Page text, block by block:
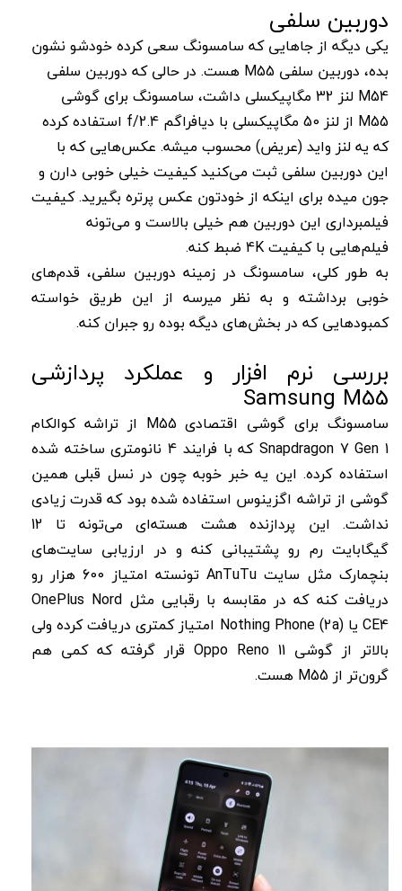
دوربین سلفی
یکی دیگه از جاهایی که سامسونگ سعی کرده خودشو نشون
بده، دوربین سلفی M55 هست. در حالی که دوربین سلفی
M54 لنز 32 مگاپیکسلی داشت، سامسونگ برای گوشی
M55 از لنز 50 مگاپیکسلی با دیافراگم f/2.4‌ استفاده کرده
که یه لنز واید (عریض) محسوب میشه. عکس‌هایی که با
این دوربین سلفی ثبت می‌کنید کیفیت خیلی خوبی دارن و
جون میده برای اینکه از خودتون عکس پرتره بگیرید. کیفیت
فیلمبرداری این دوربین هم خیلی بالاست و می‌تونه
فیلم‌هایی با کیفیت 4K ضبط کنه.
به طور کلی، سامسونگ در زمینه دوربین سلفی، قدم‌های
خوبی برداشته و به نظر میرسه از این طریق خواسته
کمبودهایی که در بخش‌های دیگه بوده رو جبران کنه.
بررسی نرم افزار و عملکرد پردازشی
Samsung M55
سامسونگ برای گوشی اقتصادی M55 از تراشه کوالکام
Snapdragon 7 Gen 1 که با فرایند 4 نانومتری ساخته شده
استفاده کرده. این یه خبر خوبه چون در نسل قبلی همین
گوشی از تراشه اگزینوس استفاده شده بود که قدرت زیادی
نداشت. این پردازنده هشت هسته‌ای می‌تونه تا 12
گیگابایت رم رو پشتیبانی کنه و در ارزیابی سایت‌های
بنچمارک مثل سایت AnTuTu تونسته امتیاز 600 هزار رو
دریافت کنه که در مقابسه با رقبایی مثل OnePlus Nord
CE4 یا Nothing Phone (2a) امتیاز کمتری دریافت کرده ولی
بالاتر از گوشی Oppo Reno 11 قرار گرفته که کمی هم
گرون‌تر از M55 هست.